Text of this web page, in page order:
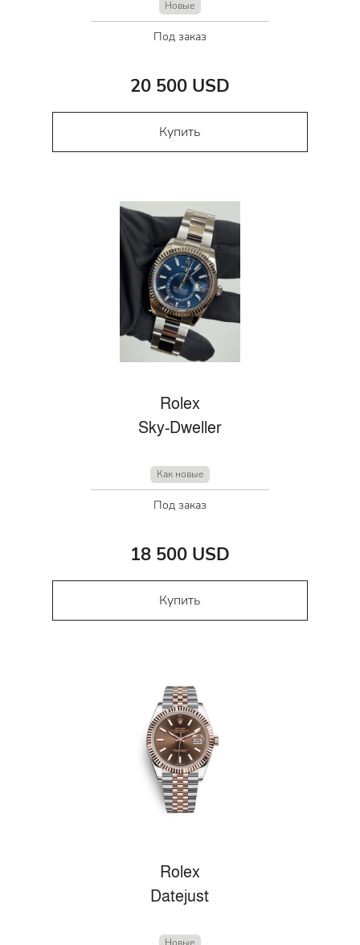
Новые
Под заказ
20 500 USD
Купить
Rolex
Sky-Dweller
Как новые
Под заказ
18 500 USD
Купить
Rolex
Datejust